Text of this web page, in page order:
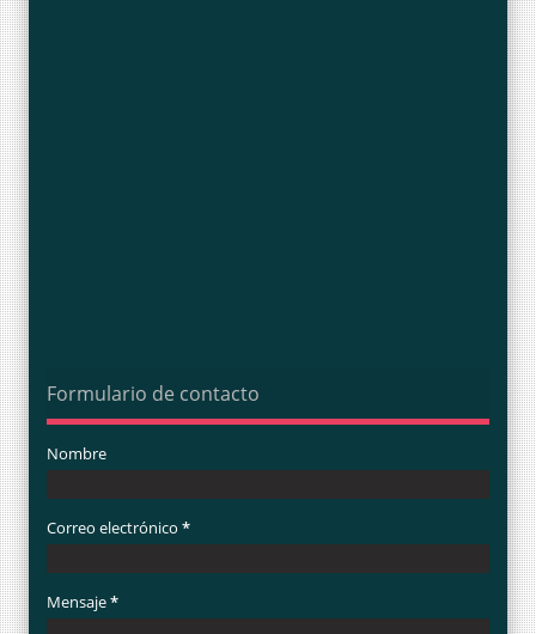
Formulario de contacto
Nombre
Correo electrónico *
Mensaje*